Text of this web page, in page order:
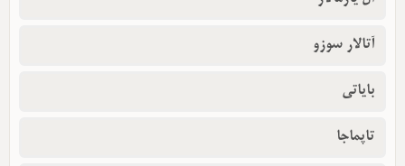
آتالار سوزو
بایاتی
تاپماجا